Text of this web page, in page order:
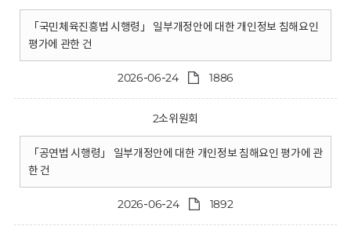
「국민체육진흥법 시행령」 일부개정안에 대한 개인정보 침해요인
평가에 관한 건
2026-06-24 1886
2소위원회
「공연법 시행령」 일부개정안에 대한 개인정보 침해요인 평가에 관
한 건
2026-06-24 1892